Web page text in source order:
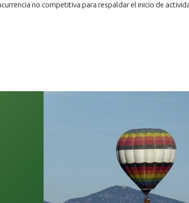
no competitiva para respaldar el inicio de